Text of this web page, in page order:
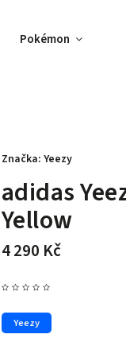
Pokémon
adidas
Yellow
4 290 Kč
Yeezy
Značka: Yeezy